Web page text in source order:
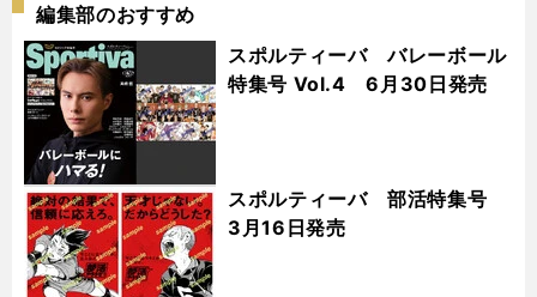
編集部のおすすめ
スポルティーバ バレーボール
特集号 Vol.4 6月30日発売
スポルティーバ 部活特集号
3月16日発売